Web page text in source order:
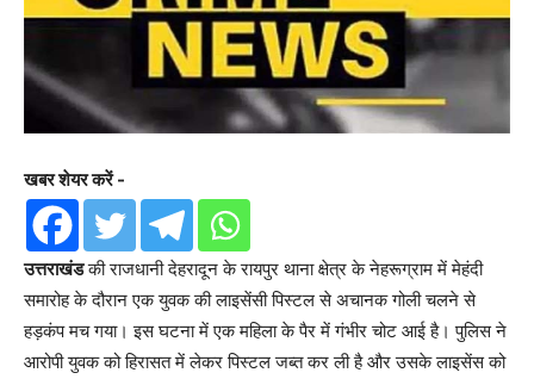
खबर शेयर करें -
उत्तराखंडकी राजधानी देहरादून के रायपुर थाना क्षेत्र के नेहरूग्राम में मेहंदी
समारोह के दौरान एक युवक की लाइसेंसी पिस्टल से अचानक गोली चलने से
हड़कंप मच गया। इस घटना में एक महिला के पैर में गंभीर चोट आई है। पुलिस ने
आरोपी युवक को हिरासत में लेकर पिस्टल जब्त कर ली है और उसके लाइसेंस को